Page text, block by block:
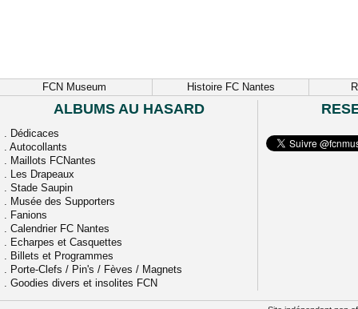
FCN Museum Histoire FC Nantes
ALBUMS AU HASARD
. Dédicaces
. Autocollants
. Maillots FCNantes
. Les Drapeaux
. Stade Saupin
. Musée des Supporters
. Fanions
. Calendrier FC Nantes
. Echarpes et Casquettes
. Billets et Programmes
. Porte-Clefs / Pin's / Fèves / Magnets
. Goodies divers et insolites FCN